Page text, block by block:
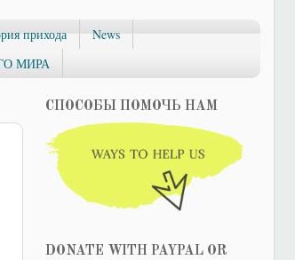
прихода
News
МИРА
СПОСОБЫ ПОМОЧЬ НАМ
DONATE WITH PAYPAL OR